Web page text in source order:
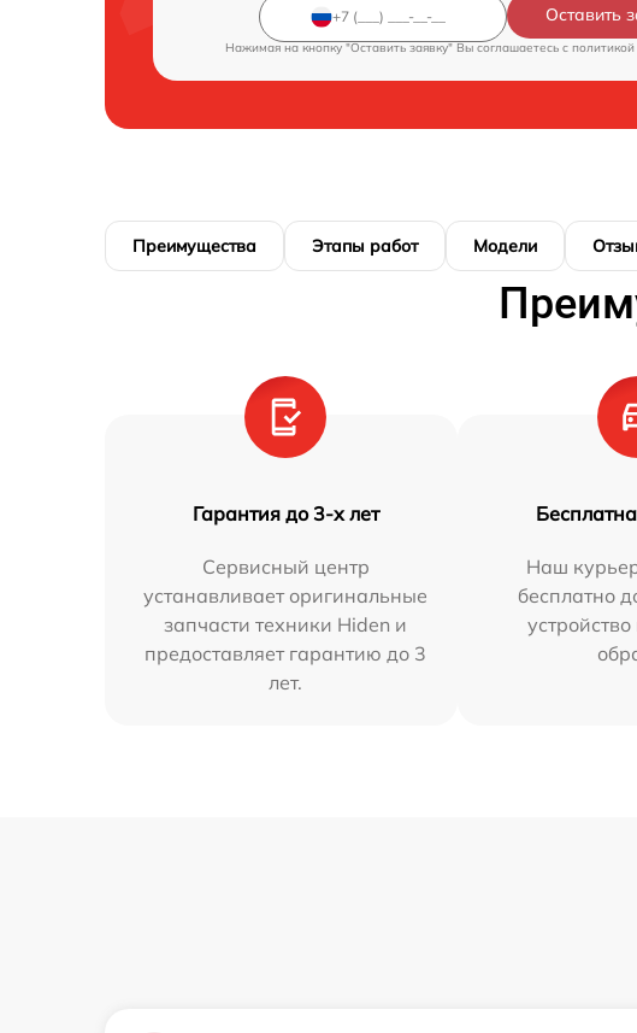
Оставить
Нажимая на кнопку "Оставить заявку" Вы соглашаетесь c
Преимущества Этапы работ Модели
Гарантия до 3-х лет
Сервисный центр
устанавливает оригинальные
запчасти техники Hiden и
предоставляет гарантию до 3
лет.
Наш
бесплатно